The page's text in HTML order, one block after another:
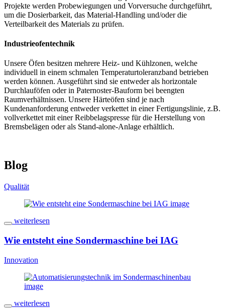
Projekte werden Probewiegungen und Vorversuche durchgeführt,
um die Dosierbarkeit, das Material-Handling und/oder die
Verteilbarkeit des Materials zu prüfen.
Industrieofentechnik
Unsere Öfen besitzen mehrere Heiz- und Kühlzonen, welche
individuell in einem schmalen Temperaturtoleranzband betrieben
werden können. Ausgeführt sind sie entweder als horizontale
Durchlauföfen oder in Paternoster-Bauform bei beengten
Raumverhältnissen. Unsere Härteöfen sind je nach
Kundenanforderung entweder verkettet in einer Fertigungslinie, z.B.
vollverkettet mit einer Reibbelagspresse für die Herstellung von
Bremsbelägen oder als Stand-alone-Anlage erhältlich.
Blog
Qualität
weiterlesen
Wie entsteht eine Sondermaschine bei IAG
Innovation
weiterlesen